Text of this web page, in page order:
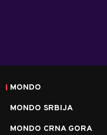
MONDO
MONDO SRBIJA
MONDO CRNA GORA